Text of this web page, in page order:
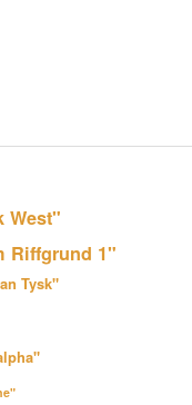
West"
Riffgrund 1"
Tysk"